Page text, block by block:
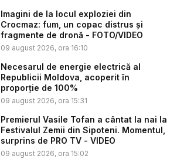
Imagini de la locul exploziei din
Crocmaz: fum, un copac distrus și
fragmente de dronă - FOTO/VIDEO
09 august 2026, ora 16:10
Necesarul de energie electrică al
Republicii Moldova, acoperit în
proporție de 100%
09 august 2026, ora 15:31
Premierul Vasile Tofan a cântat la nai la
Festivalul Zemii din Sipoteni. Momentul,
surprins de PRO TV - VIDEO
09 august 2026, ora 15:02